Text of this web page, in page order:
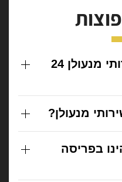
האם אתם מספקים שירותי מנעולן 24
מנעולן?
בפריסה